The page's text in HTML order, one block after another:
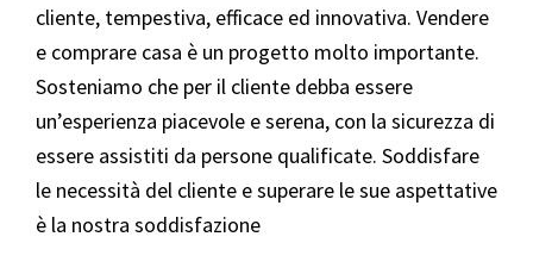
cliente, tempestiva, efficace ed innovativa. Vendere
e comprare casa è un progetto molto importante.
Sosteniamo che per il cliente debba essere
un’esperienza piacevole e serena, con la sicurezza di
essere assistiti da persone qualificate. Soddisfare
le necessità del cliente e superare le sue aspettative
è la nostra soddisfazione